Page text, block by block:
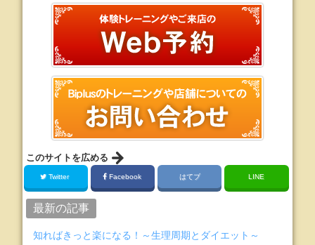
このサイトを広める
Twitter Facebook はてブ LINE
最新の記事
知ればきっと楽になる！～生理周期とダイエット～